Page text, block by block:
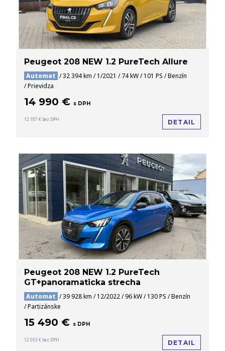
Peugeot 208 NEW 1.2 PureTech Allure
Automat / 32 394 km / 1/2021 / 74 kW / 101 PS / Benzín
/ Prievidza
14 990 € s DPH
12 187 € bez DPH DETAIL
Peugeot 208 NEW 1.2 PureTech
GT+panoramaticka strecha
Automat / 39 928 km / 12/2022 / 96 kW / 130 PS / Benzín
/ Partizánske
15 490 € s DPH
12 593 € bez DPH DETAIL